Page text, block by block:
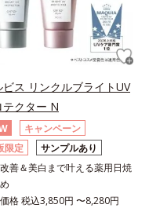
ビス リンクルブライトUV
テクター N
キャンペーン
限定
サンプルあり
善＆美白まで叶える薬用日焼
格 税込3,850円 〜8,280円